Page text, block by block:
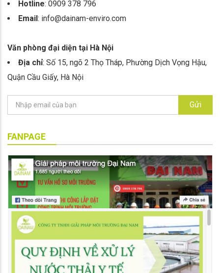
Hotline: 0909 378 796
Email : info@dainam-enviro.com
Văn phòng đại diện tại Hà Nội
Địa chỉ: Số 15, ngõ 2 Thọ Tháp, Phường Dịch Vọng Hậu,
Quận Cầu Giấy, Hà Nội
Gửi
FANPAGE